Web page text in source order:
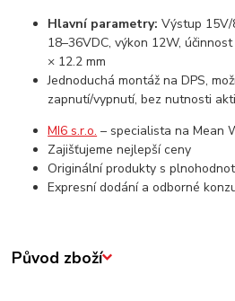
Hlavní parametry: Výstup
18–36VDC, výkon 12W,
× 12.2 mm
Jednoduchá montáž na DPS,
zapnutí/vypnutí, bez nutnosti
MI6 s.r.o. – specialista na Mean
Zajišťujeme nejlepší ceny
Originální produkty s
Expresní dodání a odborné
Původ zboží